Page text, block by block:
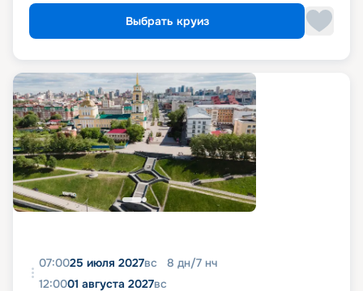
Выбрать круиз
07:0025 июля 2027вс 8 дн/7 нч
12:0001 августа 2027вс